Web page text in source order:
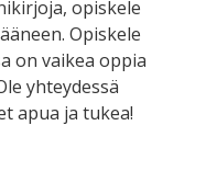
opiskele
Opiskele
on vaikea oppia
yhteydessä
apua ja tukea!